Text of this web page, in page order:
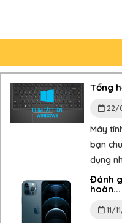
Tổng
22/
Máy
bạn
dụng
Đánh
hoàn...
11/